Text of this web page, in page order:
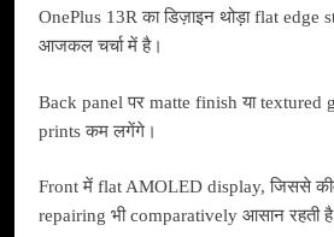
OnePlus 13R का डिज़ाइन थोड़ा flat edge
आजकल चर्चा में है।
Back panel पर matte finish या textured
prints कम लगेंगे।
Front में flat AMOLED display, जिससे
repairing भी comparatively आसान रहती